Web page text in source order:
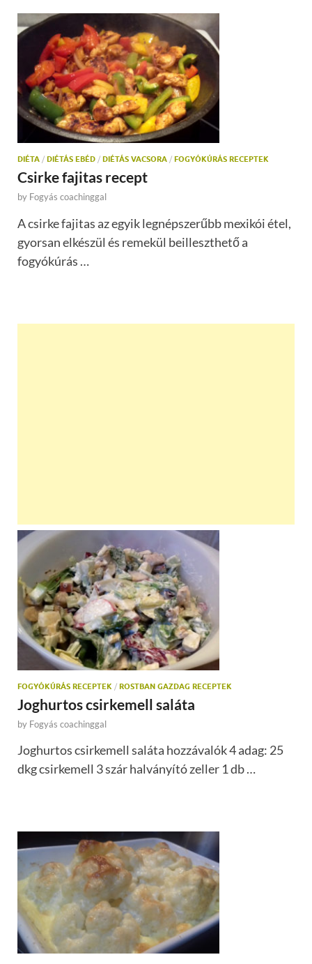
DIÉTA / DIÉTÁS EBÉD / DIÉTÁS VACSORA / FOGYÓKÚRÁS RECEPTEK
Csirke fajitas recept
by Fogyás coachinggal
A csirke fajitas az egyik legnépszerűbb mexikói étel,
gyorsan elkészül és remekül beilleszthető a
fogyókúrás …
FOGYÓKÚRÁS RECEPTEK / ROSTBAN GAZDAG RECEPTEK
Joghurtos csirkemell saláta
by Fogyás coachinggal
Joghurtos csirkemell saláta hozzávalók 4 adag: 25
dkg csirkemell 3 szár halványító zeller 1 db …